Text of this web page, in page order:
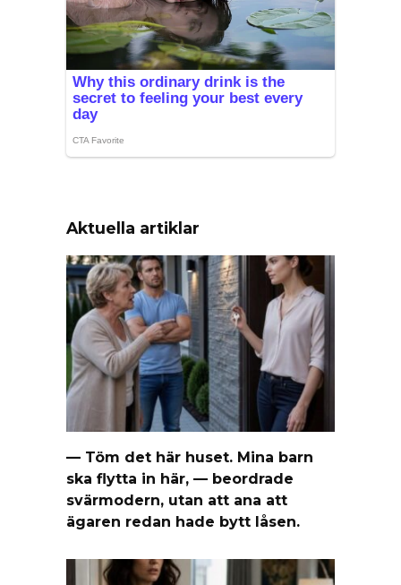
Aktuella artiklar
— Töm det här huset. Mina barn
ska flytta in här, — beordrade
svärmodern, utan att ana att
ägaren redan hade bytt låsen.